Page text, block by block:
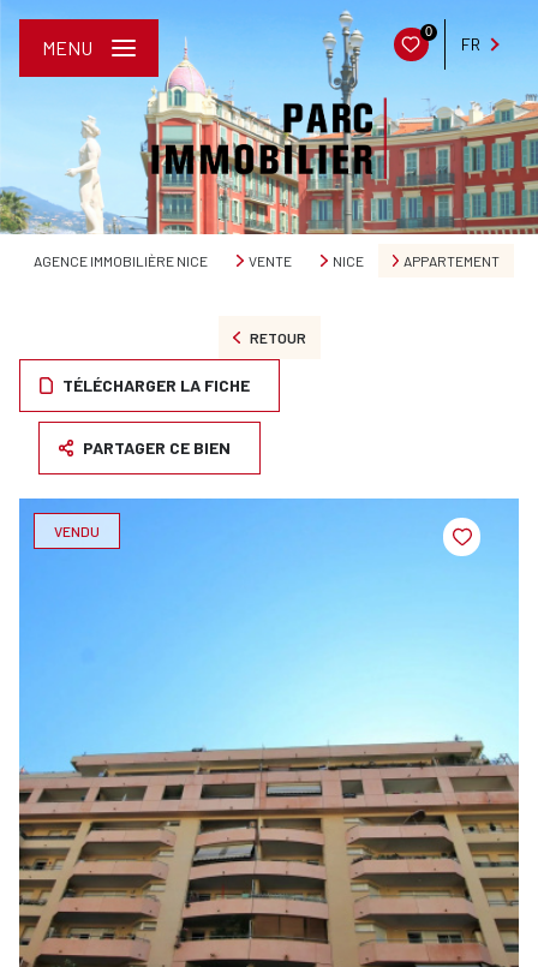
0
FR
MENU
AGENCE IMMOBILIÈRE NICE VENTE NICE APPARTEMENT
RETOUR
TÉLÉCHARGER LA FICHE
PARTAGER CE BIEN
VENDU